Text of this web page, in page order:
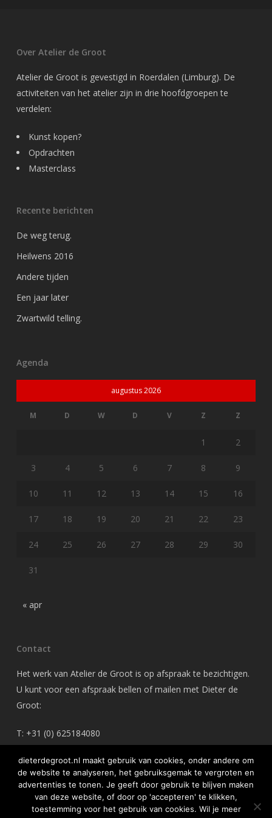
Over Atelier de Groot
Atelier de Groot is gevestigd in Roerdalen (Limburg). De
activiteiten van het atelier zijn in drie hoofdgroepen te
verdelen:
Kunst kopen?
Opdrachten
Masterclass
Recente berichten
De weg terug.
Heilwens 2016
Andere tijden
Een jaar later
Zwartwild telling.
Agenda
augustus 2026
M D W D V Z Z
1 2
3 4 5 6 7 8 9
10 11 12 13 14 15 16
17 18 19 20 21 22 23
24 25 26 27 28 29 30
31
« apr
Contact
Het werk van Atelier de Groot is op afspraak te bezichtigen.
U kunt voor een afspraak bellen of mailen met Dieter de
Groot:
T: +31 (0) 625184080
dieterdegroot.nl maakt gebruik van cookies, onder andere om
de website te analyseren, het gebruiksgemak te vergroten en
advertenties te tonen. Je geeft door gebruik te blijven maken
van deze website, of door op 'accepteren' te klikken,
toestemming voor het gebruik van cookies. Wil je meer